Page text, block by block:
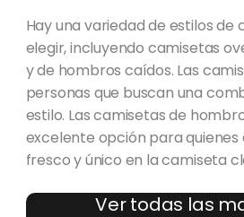
Hay una variedad de estilos
elegir, incluyendo camisetas
y de hombros caídos. Las
personas que buscan una
estilo. Las camisetas de
excelente opción para quienes
fresco y único en la camiseta
Ver todas las